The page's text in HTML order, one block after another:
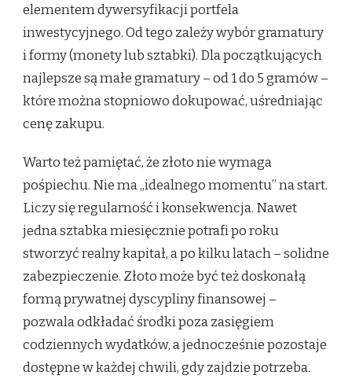
elementem dywersyfikacji portfela
inwestycyjnego. Od tego zależy wybór gramatury
i formy (monety lub sztabki). Dla początkujących
najlepsze są małe gramatury – od 1 do 5 gramów –
które można stopniowo dokupować, uśredniając
cenę zakupu.
Warto też pamiętać, że złoto nie wymaga
pośpiechu. Nie ma „idealnego momentu” na start.
Liczy się regularność i konsekwencja. Nawet
jedna sztabka miesięcznie potrafi po roku
stworzyć realny kapitał, a po kilku latach – solidne
zabezpieczenie. Złoto może być też doskonałą
formą prywatnej dyscypliny finansowej –
pozwala odkładać środki poza zasięgiem
codziennych wydatków, a jednocześnie pozostaje
dostępne w każdej chwili, gdy zajdzie potrzeba.